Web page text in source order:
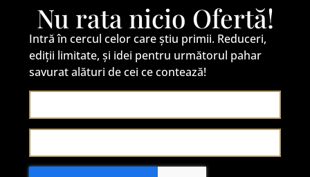
Nu rata nicio Ofertă!
Intră în cercul celor care știu primii. Reduceri,
ediții limitate, și idei pentru următorul pahar
savurat alături de cei ce contează!